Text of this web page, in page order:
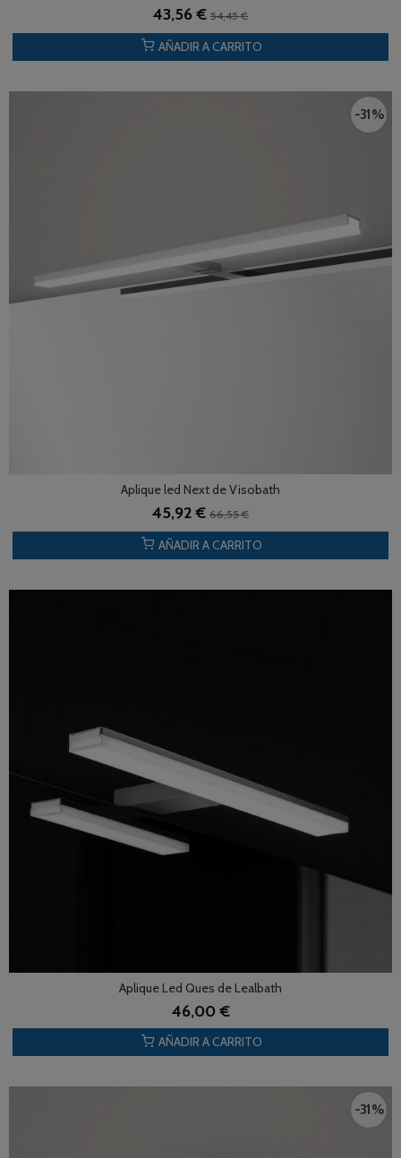
43,56 € 54,45 €
AÑADIR A CARRITO
-31 %
Aplique led Next de Visobath
45,92 € 66,55 €
AÑADIR A CARRITO
Aplique Led Ques de Lealbath
46,00 €
AÑADIR A CARRITO
-31 %